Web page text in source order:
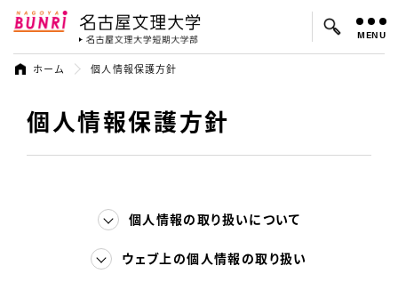
名古屋文理大学 名古屋文理大
よく検索されているキーワード： 入試 学費
MENU
ホーム 個人情報保護方針
個人情報保護方針
個人情報の取り扱いについて
ウェブ上の個人情報の取り扱い